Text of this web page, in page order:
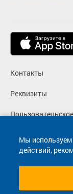
Мы используем
действий,
Контакты
Реквизиты
Политика
Согласие на
© 2013-2026, ООО